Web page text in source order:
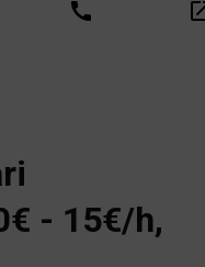
- 15€/h,